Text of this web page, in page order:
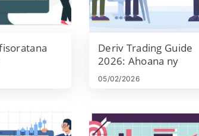
ny kaonty
Deriv Trading Guide
2026: Ahoana ny
varotra, sehatra,
paikady & fitantanana
05/02/2026